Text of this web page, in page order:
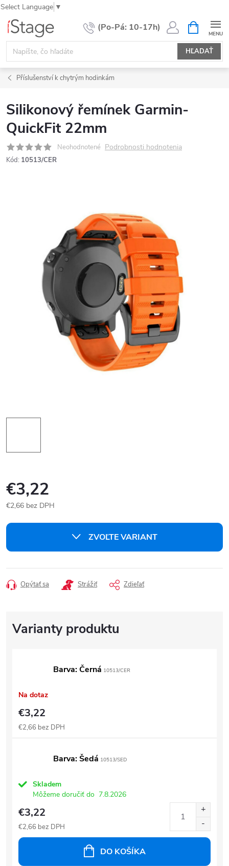
Select Language ▼
Prejsť
obsah
HĽADAŤ
KOŠÍK
Příslušenství k chytrým hodinkám
Silikonový řemínek Garmin-
QuickFit 22mm
Neohodnotené Podrobnosti hodnotenia
Kód: 10513/CER
€3,22
€2,66 bez DPH
cena:
ZVOĽTE VARIANT
Opýtať sa Strážiť Zdieľať
Barva: Černá 10513/CER
Na dotaz
€3,22
€2,66 bez DPH
Barva: Šedá 10513/SED
Skladem
Môžeme doručiť do 7.8.2026
€3,22
€2,66 bez DPH
DO KOŠÍKA